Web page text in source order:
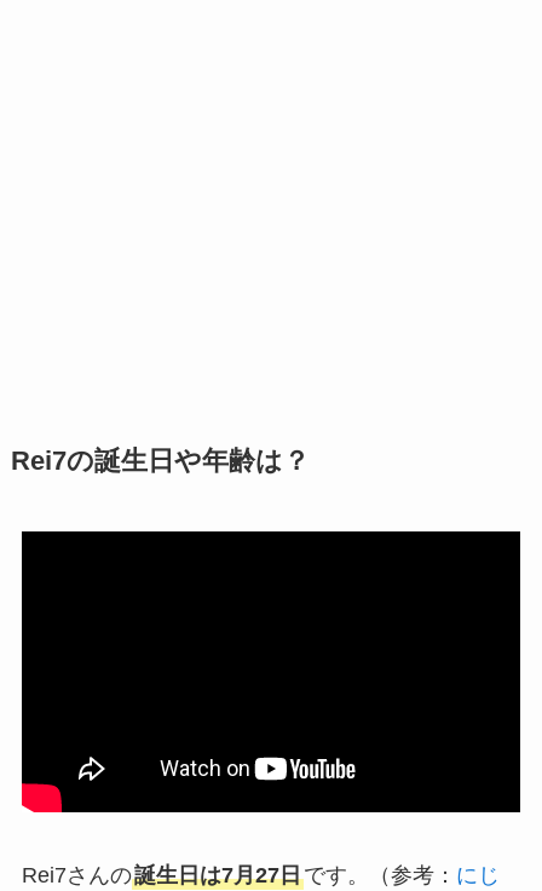
Rei7の誕生日や年齢は？
Rei7さんの誕生日は7月27日です。（参考： にじ